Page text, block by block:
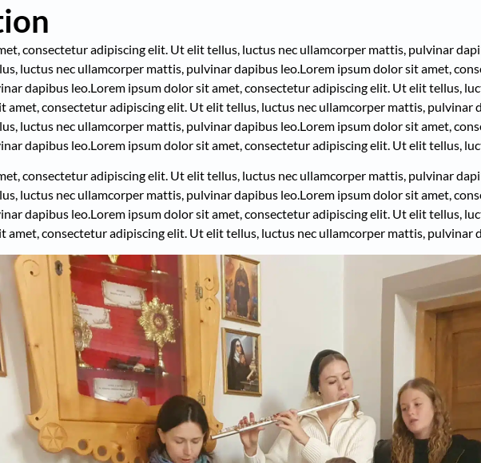
consectetur adipiscing elit. Ut elit tellus, luctus nec ullamcorper mattis, pulvinar
luctus nec ullamcorper mattis, pulvinar dapibus leo.Lorem ipsum dolor sit amet,
dapibus leo.Lorem ipsum dolor sit amet, consectetur adipiscing elit. Ut elit tellus,
amet, consectetur adipiscing elit. Ut elit tellus, luctus nec ullamcorper mattis, pulvinar
luctus nec ullamcorper mattis, pulvinar dapibus leo.Lorem ipsum dolor sit amet,
dapibus leo.Lorem ipsum dolor sit amet, consectetur adipiscing elit. Ut elit tellus,
consectetur adipiscing elit. Ut elit tellus, luctus nec ullamcorper mattis, pulvinar
luctus nec ullamcorper mattis, pulvinar dapibus leo.Lorem ipsum dolor sit amet,
dapibus leo.Lorem ipsum dolor sit amet, consectetur adipiscing elit. Ut elit tellus,
amet, consectetur adipiscing elit. Ut elit tellus, luctus nec ullamcorper mattis, pulvinar